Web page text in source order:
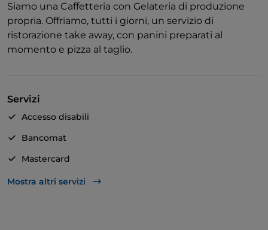
Siamo una Caffetteria con Gelateria di produzione
propria. Offriamo, tutti i giorni, un servizio di
ristorazione take away, con panini preparati al
momento e pizza al taglio.
Servizi
Accesso disabili
Bancomat
Mastercard
Tavoli all'aperto
Mostra altri servizi